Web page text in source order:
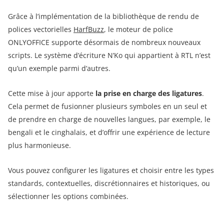
Grâce à l’implémentation de la bibliothèque de rendu de
polices vectorielles HarfBuzz, le moteur de police
ONLYOFFICE supporte désormais de nombreux nouveaux
scripts. Le système d’écriture N’Ko qui appartient à RTL n’est
qu’un exemple parmi d’autres.
Cette mise à jour apporte la prise en charge des ligatures.
Cela permet de fusionner plusieurs symboles en un seul et
de prendre en charge de nouvelles langues, par exemple, le
bengali et le cinghalais, et d’offrir une expérience de lecture
plus harmonieuse.
Vous pouvez configurer les ligatures et choisir entre les types
standards, contextuelles, discrétionnaires et historiques, ou
sélectionner les options combinées.